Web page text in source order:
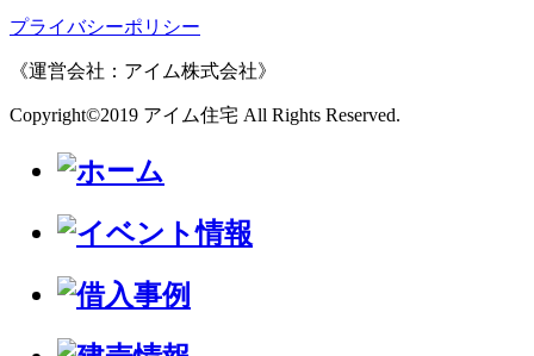
プライバシーポリシー
《運営会社：アイム株式会社》
Copyright©2019 アイム住宅 All Rights Reserved.